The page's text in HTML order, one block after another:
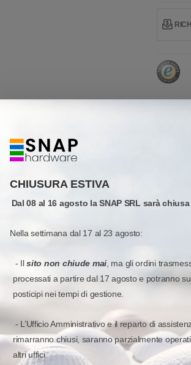
CHIUSURA ESTIVA
Dal 08 al 16 agosto la SNAP SRL sarà
Nella settimana dal 17 al 23 agosto:
- Ilsito non chiude mai, ma gli ordini
processati a partire dal 17 agosto e potranno
posticipi nei tempi di gestione.
- L’Ufficio Amministrativo e il reparto di
rimarranno chiusi, saranno parzialmente
altri uffici